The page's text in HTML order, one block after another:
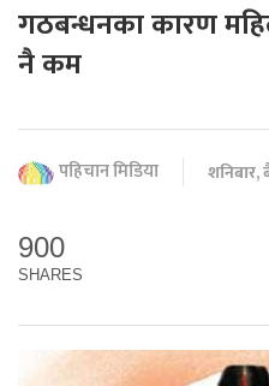
गठबन्धनका कारण
नै कम
पहिचान मिडिया
900
SHARES